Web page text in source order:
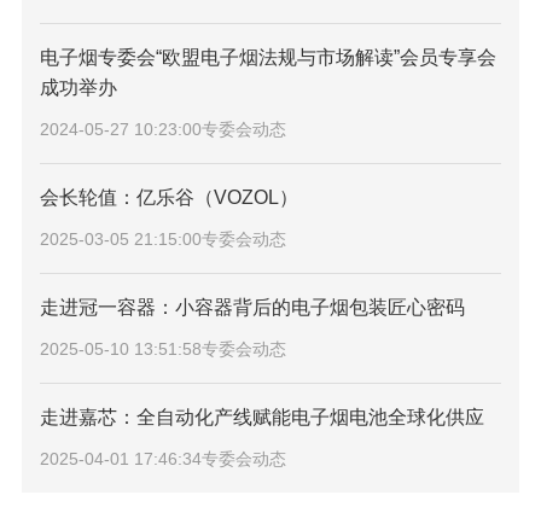
电子烟专委会“欧盟电子烟法规与市场解读”会员专享会
成功举办
2024-05-27 10:23:00专委会动态
会长轮值：亿乐谷（VOZOL）
2025-03-05 21:15:00专委会动态
走进冠一容器：小容器背后的电子烟包装匠心密码
2025-05-10 13:51:58专委会动态
走进嘉芯：全自动化产线赋能电子烟电池全球化供应
2025-04-01 17:46:34专委会动态